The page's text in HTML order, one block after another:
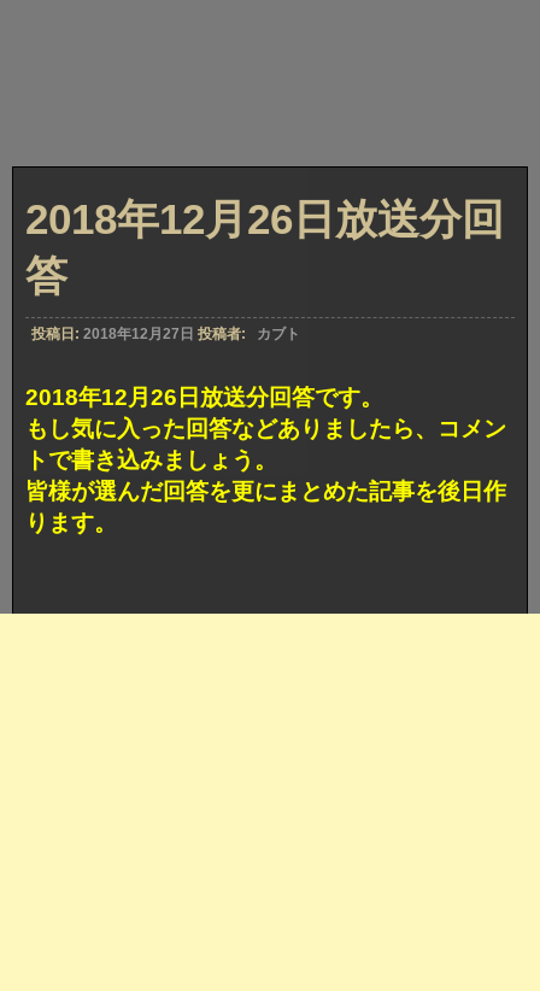
2018年12月26日放送分回
答
投稿日: 2018年12月27日 投稿者: カブト
2018年12月26日放送分回答です。
もし気に入った回答などありましたら、コメン
トで書き込みましょう。
皆様が選んだ回答を更にまとめた記事を後日作
ります。